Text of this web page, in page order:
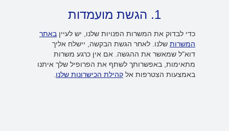
1. הגשת מועמדות
כדי לבדוק את המשרות הפנויות שלנו, יש לעיין באתר
המשרות שלנו. לאחר הגשת הבקשה, יישלח אליך
דוא"ל שמאשר את ההגשה. אם אין כרגע משרות
מתאימות, באפשרותך לשתף את הפרופיל שלך איתנו
באמצעות הצטרפות אל קהילת הכישרונות שלנו